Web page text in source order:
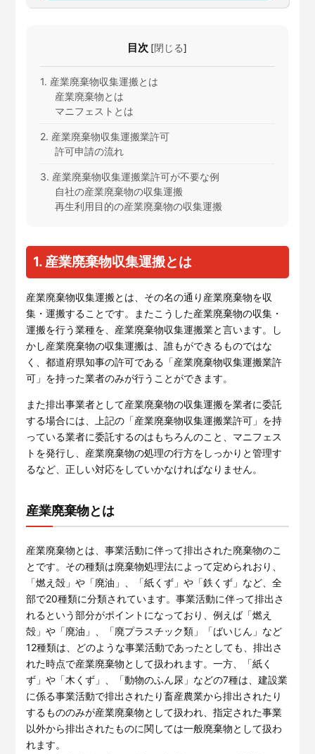
目次 [閉じる]
1. 産業廃棄物収集運搬とは
産業廃棄物とは
マニフェストとは
2. 産業廃棄物収集運搬業許可
許可申請の流れ
3. 産業廃棄物収集運搬業許可が不要な例
自社の産業廃棄物の収集運搬
再生利用目的の産業廃棄物の収集運搬
1. 産業廃棄物収集運搬とは
産業廃棄物収集運搬とは、その名の通り産業廃棄物を収
集・運搬することです。またこうした産業廃棄物の収集・
運搬を行う業種を、産業廃棄物収集運搬業と言います。し
かし産業廃棄物の収集運搬は、誰もができるものではな
く、都道府県知事の許可である「産業廃棄物収集運搬業許
可」を持った業者のみが行うことができます。
また排出事業者として産業廃棄物の収集運搬を業者に委託
する場合には、上記の「産業廃棄物収集運搬業許可」を持
っている業者に委託するのはもちろんのこと、マニフェス
トを発行し、産業廃棄物の処理の行方をしっかりと管理す
るなど、正しい対応をしていかなければなりません。
産業廃棄物とは
産業廃棄物とは、事業活動に伴って排出された廃棄物のこ
とです。その種類は廃棄物処理法によって定められおり、
「燃え殻」や「廃油」、「紙くず」や「鉄くず」など、全
部で20種類に分類されています。事業活動に伴って排出さ
れるという部分がポイントになっており、例えば「燃え
殻」や「廃油」、「廃プラスチック類」「ばいじん」など
12種類は、どのような事業活動であったとしても、排出さ
れた時点で産業廃棄物として扱われます。一方、「紙く
ず」や「木くず」、「動物のふん尿」などの7種は、建設業
に係る事業活動で排出されたり畜産農業から排出されたり
するもののみが産業廃棄物として扱われ、指定された事業
以外から排出されたものに関しては一般廃棄物として扱わ
れます。